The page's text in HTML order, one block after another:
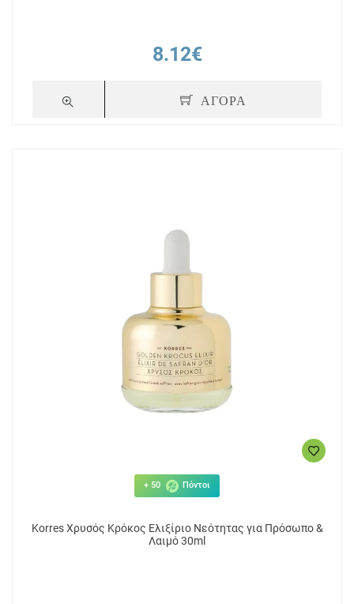
8.12€
ΑΓΟΡΑ
+ 50 Πόντοι
Korres Χρυσός Κρόκος Ελιξίριο Νεότητας για Πρόσωπο &
Λαιμό 30ml